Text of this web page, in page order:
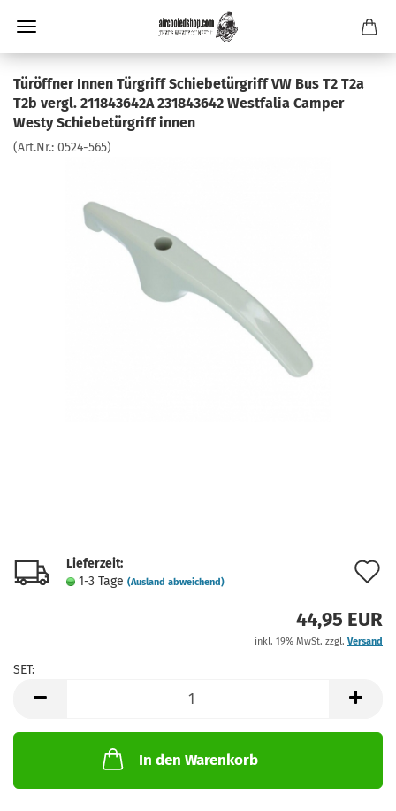
Türöffner Innen Türgriff Schiebetürgriff VW Bus T2 T2a
T2b vergl. 211843642A 231843642 Westfalia Camper
Westy Schiebetürgriff innen
(Art.Nr.: 0524-565)
Lieferzeit:
1-3 Tage (Ausland abweichend)
44,95 EUR
inkl. 19% MwSt. zzgl. Versand
SET:
In den Warenkorb